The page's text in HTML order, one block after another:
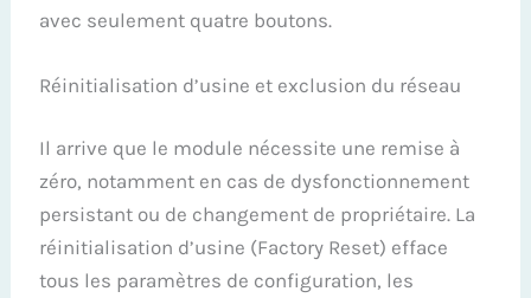
avec seulement quatre boutons.
Réinitialisation d’usine et exclusion du réseau
Il arrive que le module nécessite une remise à
zéro, notamment en cas de dysfonctionnement
persistant ou de changement de propriétaire. La
réinitialisation d’usine (Factory Reset) efface
tous les paramètres de configuration, les